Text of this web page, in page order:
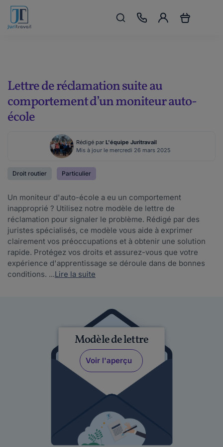
Modèle de lettre
Voir l'aperçu
Lettre de réclamation suite au
comportement d’un moniteur auto-
école
Rédigé par L'équipe Juritravail
Mis à jour le mercredi 26 mars 2025
Droit routier Particulier
Un moniteur d'auto-école a eu un comportement
inapproprié ? Utilisez notre modèle de lettre de
réclamation pour signaler le problème. Rédigé par des
juristes spécialisés, ce modèle vous aide à exprimer
clairement vos préoccupations et à obtenir une solution
rapide. Protégez vos droits et assurez-vous que votre
expérience d'apprentissage se déroule dans de bonnes
conditions. ...Lire la suite